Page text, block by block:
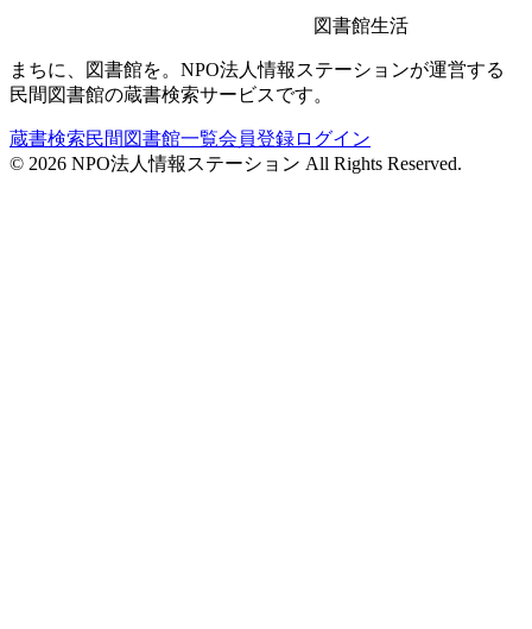
図書館生活
まちに、図書館を。NPO法人情報ステーションが運営する
民間図書館の蔵書検索サービスです。
蔵書検索民間図書館一覧会員登録ログイン
© 2026 NPO法人情報ステーション All Rights Reserved.